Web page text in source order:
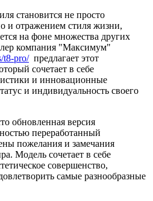
становится не просто
и отражением стиля жизни,
на фоне множества других
компания "Максимум"
t8-pro/предлагает этот
сочетает в себе
и инновационные
и индивидуальность своего
обновленная версия
переработанный
пожелания и замечания
Модель сочетает в себе
совершенство,
самые разнообразные